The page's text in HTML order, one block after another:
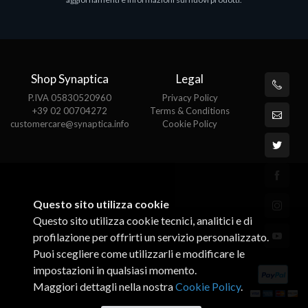
Shop Synaptica
P.IVA 05830520960
+39 02 00704272
customercare@synaptica.info
Legal
Privacy Policy
Terms & Conditions
Cookie Policy
Questo sito utilizza cookie
Questo sito utilizza cookie tecnici, analitici e di
profilazione per offrirti un servizio personalizzato.
Puoi scegliere come utilizzarli e modificare le
impostazioni in qualsiasi momento.
Maggiori dettagli nella nostraCookie Policy.